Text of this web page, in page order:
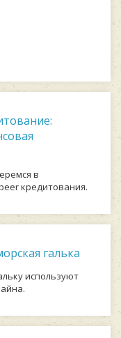
в
кредитования.
галька
используют